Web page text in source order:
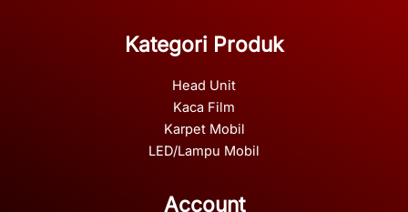
Kategori Produk
Head Unit
Kaca Film
Karpet Mobil
LED/Lampu Mobil
Account